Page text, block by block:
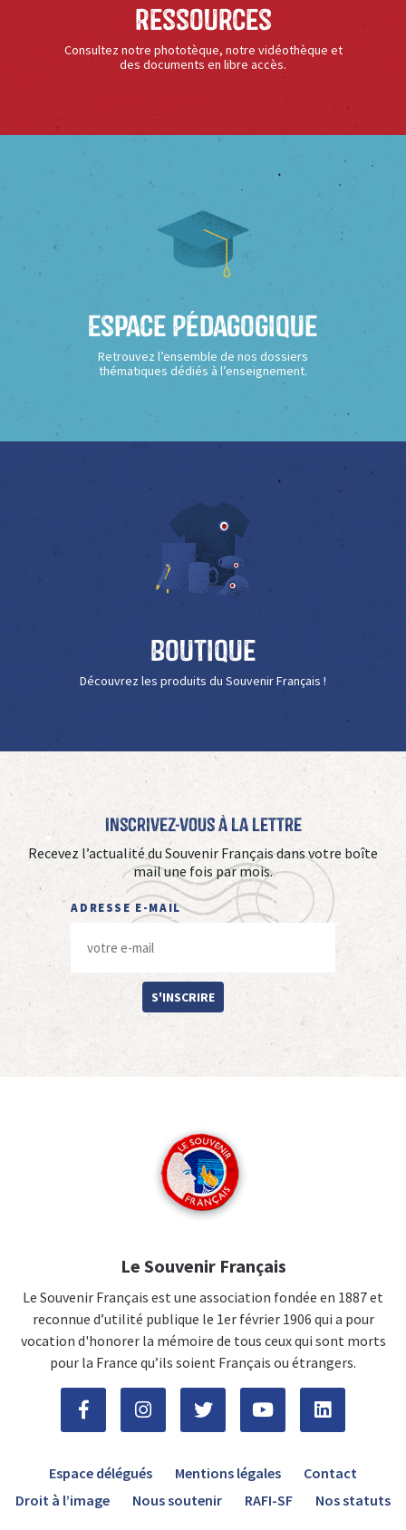
Ressources
Consultez notre phototèque, notre vidéothèque et
des documents en libre accès.
Espace Pédagogique
Retrouvez l’ensemble de nos dossiers
thématiques dédiés à l’enseignement.
Boutique
Découvrez les produits du Souvenir Français !
Inscrivez-vous à La Lettre
Recevez l’actualité du Souvenir Français dans votre boîte
mail une fois par mois.
ADRESSE E-MAIL
S'INSCRIRE
Le Souvenir Français
Le Souvenir Français est une association fondée en 1887 et
reconnue d’utilité publique le 1er février 1906 qui a pour
vocation d'honorer la mémoire de tous ceux qui sont morts
pour la France qu’ils soient Français ou étrangers.
Espace délégués Mentions légales
Contact
Droit à l’image
Nous soutenir RAFI-SF Nos statuts